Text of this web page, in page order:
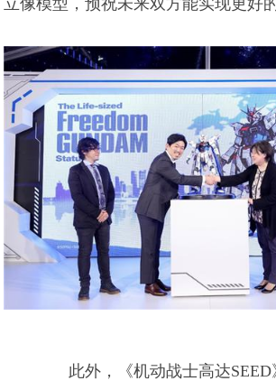
此外，《机动战士高达SEED